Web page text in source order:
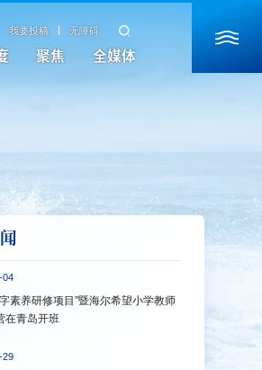
我要投稿 无障碍
聚焦 全媒体
04
素养研修项目”暨海尔希望小学教师
在青岛开班
29